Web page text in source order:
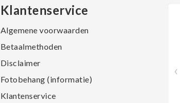
Klantenservice
Algemene voorwaarden
Betaalmethoden
Disclaimer
Fotobehang (informatie)
Klantenservice